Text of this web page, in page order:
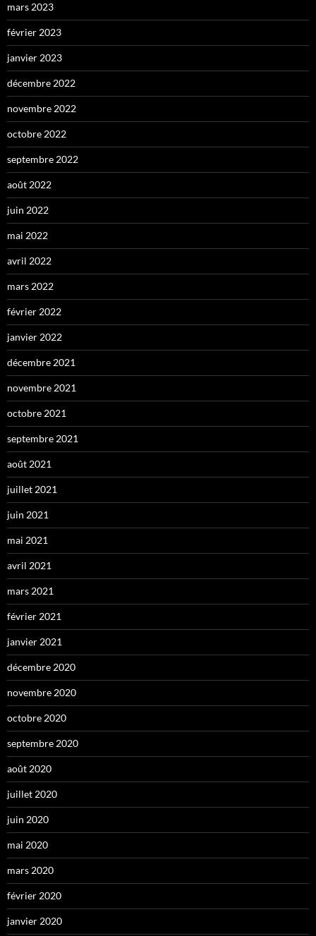
mars 2023
février 2023
janvier 2023
décembre 2022
novembre 2022
octobre 2022
septembre 2022
août 2022
juin 2022
mai 2022
avril 2022
mars 2022
février 2022
janvier 2022
décembre 2021
novembre 2021
octobre 2021
septembre 2021
août 2021
juillet 2021
juin 2021
mai 2021
avril 2021
mars 2021
février 2021
janvier 2021
décembre 2020
novembre 2020
octobre 2020
septembre 2020
août 2020
juillet 2020
juin 2020
mai 2020
mars 2020
février 2020
janvier 2020